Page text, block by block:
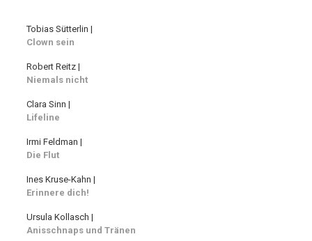
Tobias Sütterlin |
Clown sein
Robert Reitz |
Niemals nicht
Clara Sinn |
Lifeline
Irmi Feldman |
Die Flut
Ines Kruse-Kahn |
Erinnere dich!
Ursula Kollasch |
Anisschnaps und Tränen